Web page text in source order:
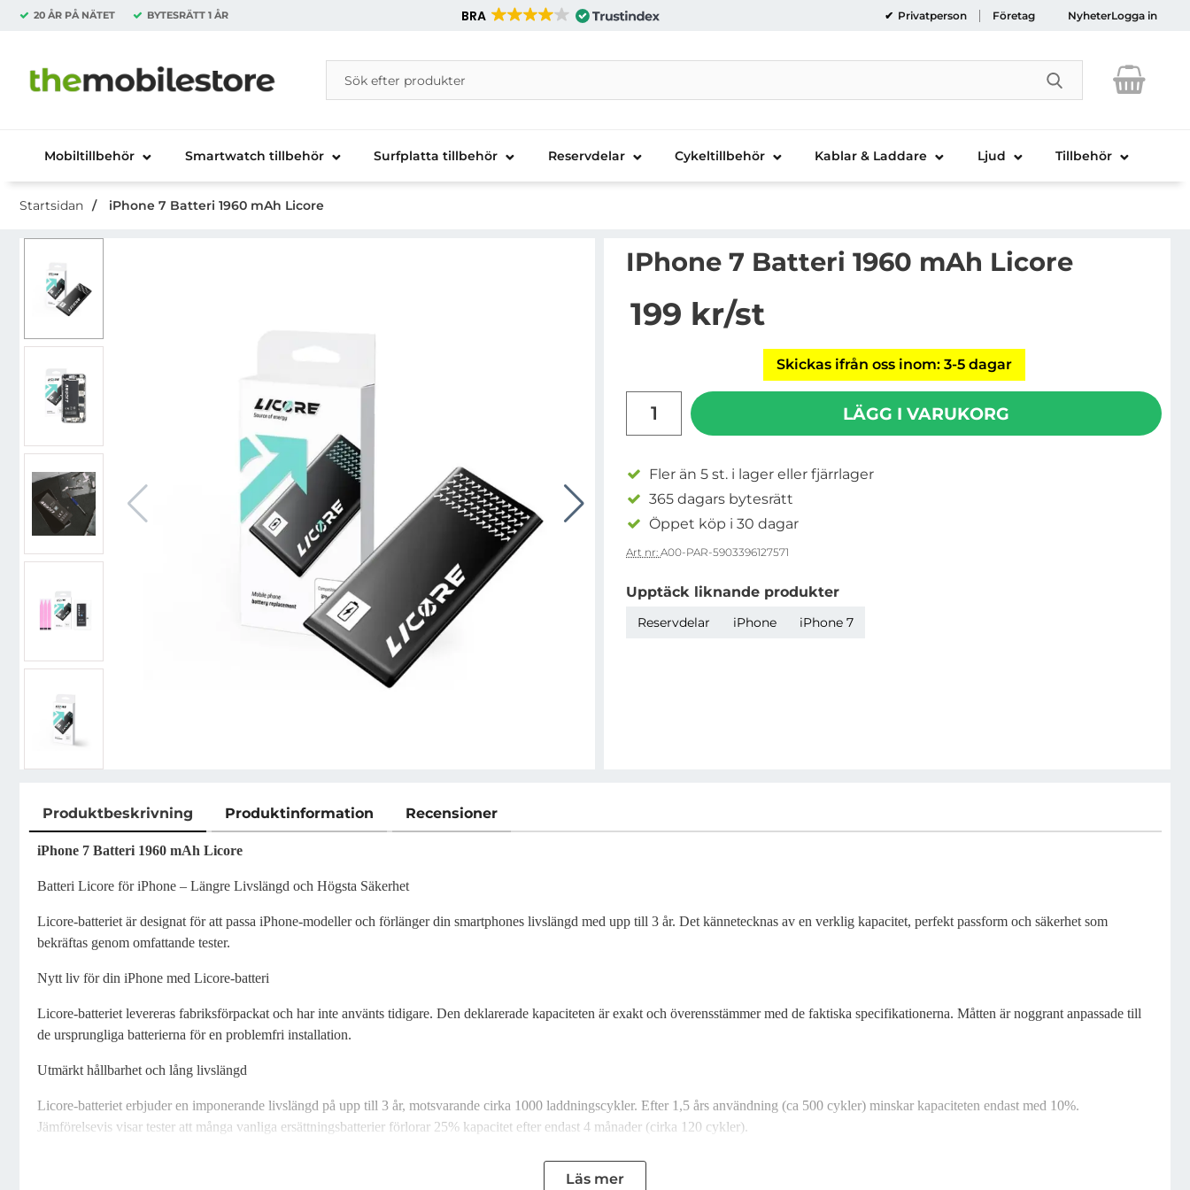
20 ÅR PÅ NÄTET BYTESRÄTT 1 ÅR BRA Privatperson Företag NyheterLogga in
Startsidan för Danira Telecom AB
Sök
Sök på Danira Telecom AB
Genomför
Mobiltillbehör Smartwatch tillbehör Surfplatta tillbehör Reservdelar Cykeltillbehör Kablar & Laddare Ljud Tillbehör
Startsidan iPhone 7 Batteri 1960 mAh Licore
IPhone 7 Batteri 1960 mAh Licore
pris
199 kr/st
Skickas ifrån oss inom: 3-5 dagar
LÄGG I VARUKORG
Fler än 5 st. i lager eller fjärrlager
365 dagars bytesrätt
Öppet köp i 30 dagar
Art nr: A00-PAR-5903396127571
Upptäck liknande produkter
Reservdelar iPhone iPhone 7
Produktbeskrivning Produktinformation Recensioner
Produktbeskrivning
iPhone 7 Batteri 1960 mAh Licore
Batteri Licore för iPhone – Längre Livslängd och Högsta Säkerhet
Licore-batteriet är designat för att passa iPhone-modeller och förlänger din smartphones livslängd med upp till 3 år. Det kännetecknas av en verklig kapacitet, perfekt passform och säkerhet som
bekräftas genom omfattande tester.
Nytt liv för din iPhone med Licore-batteri
Licore-batteriet levereras fabriksförpackat och har inte använts tidigare. Den deklarerade kapaciteten är exakt och överensstämmer med de faktiska specifikationerna. Måtten är noggrant anpassade till
de ursprungliga batterierna för en problemfri installation.
Utmärkt hållbarhet och lång livslängd
Licore-batteriet erbjuder en imponerande livslängd på upp till 3 år, motsvarande cirka 1000 laddningscykler. Efter 1,5 års användning (ca 500 cykler) minskar kapaciteten endast med 10%.
Jämförelsevis visar tester att många vanliga ersättningsbatterier förlorar 25% kapacitet efter endast 4 månader (cirka 120 cykler).
Läs mer